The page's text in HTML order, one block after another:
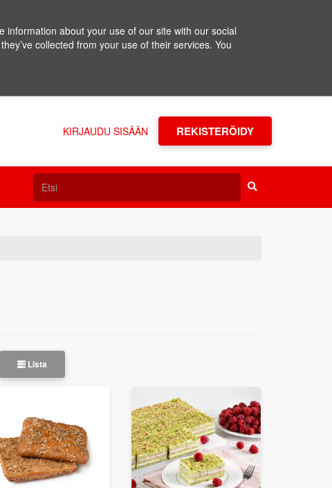
about your use of our site with our social
collected from your use of their services. You
KIRJAUDU SISÄÄN REKISTERÖIDY
Lista